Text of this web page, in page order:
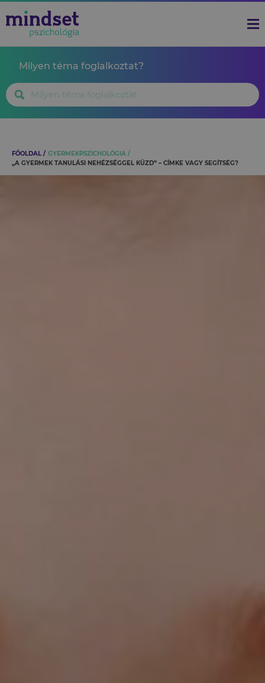
Milyen téma foglalkoztat?
FŐOLDAL
GYERMEKPSZICHOLÓGIA
„A GYERMEK TANULÁSI NEHÉZSÉGGEL KÜZD” – CÍMKE VAGY SEGÍTSÉG?